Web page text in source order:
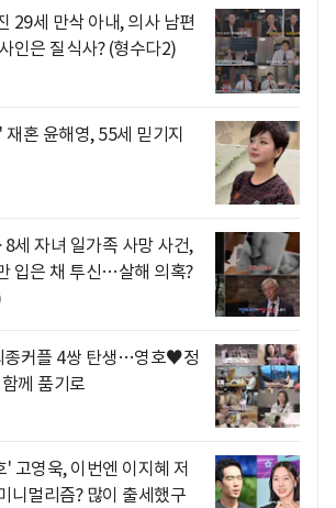
29세 만삭 아내, 의사 남편
인은 질식사? (형수다2)
혼 윤해영, 55세 믿기지
세 자녀 일가족 사망 사건,
입은 채 투신…살해 의혹?
종커플 4쌍 탄생…영호♥정
께 품기로
' 고영욱, 이번엔 이지혜 저
니멀리즘? 많이 출세했구